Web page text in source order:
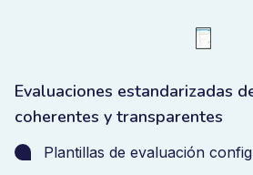
Evaluaciones estandarizadas
coherentes y transparentes
Plantillas de evaluación